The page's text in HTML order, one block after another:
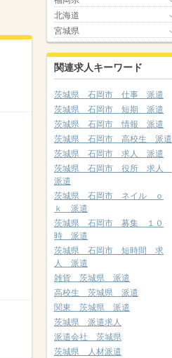
北海道
宮城県
関連求人キーワード
茨城県 石岡市 仕事 派遣
茨城県 石岡市 短期 派遣
茨城県 石岡市 情報 派遣
茨城県 石岡市 高校生 派遣
茨城県 石岡市 求人 派遣
茨城県 石岡市 役所 求人
派遣
茨城県 石岡市 ネイル ｏ
ｋ 派遣
茨城県 石岡市 募集 １０
時 派遣
茨城県 石岡市 短時間 求
人 派遣
雑貨 茨城県 派遣
高校生 茨城県 派遣
関東 茨城県 派遣
茨城県 派遣求人
派遣会社 茨城県
茨城県 人材派遣